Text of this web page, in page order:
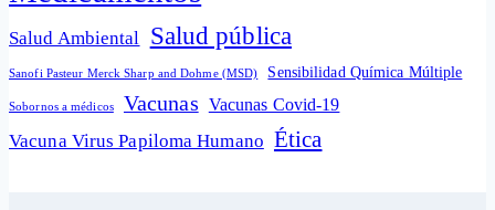
Salud Ambiental Salud pública
Sanofi Pasteur Merck Sharp and Dohme (MSD) Sensibilidad Química Múltiple
Sobornos a médicos Vacunas Vacunas Covid-19
Vacuna Virus Papiloma Humano Ética